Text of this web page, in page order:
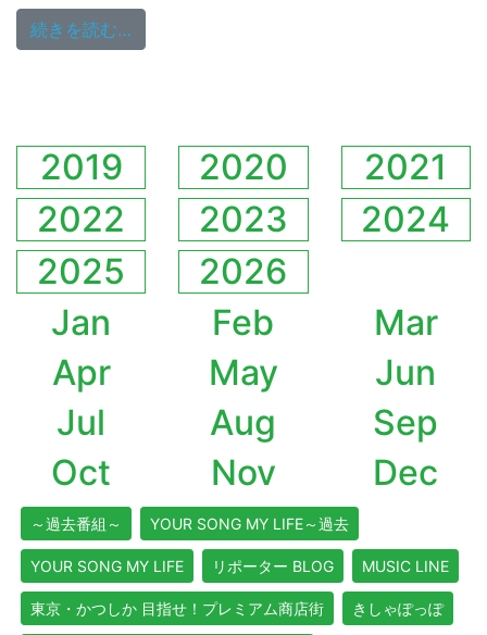
続きを読む…
2019 2020
2021
2022
2023
2024
2025
2026
Jan
Feb
Mar
Apr
May
Jun
Jul
Aug
Sep
Oct
Nov Dec
～過去番組～ YOUR SONG MY LIFE～過去
YOUR SONG MY LIFE リポーター BLOG MUSIC LINE
東京・かつしか 目指せ！プレミアム商店街 きしゃぽっぽ